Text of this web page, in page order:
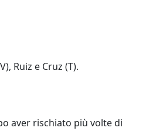
Ruiz e Cruz (T).
aver rischiato più volte di